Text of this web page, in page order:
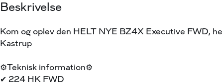
Beskrivelse
Kom og oplev den HELT NYE BZ4X Executive FWD,
Kastrup
⚙️Teknisk information⚙️
✔ 224 HK FWD